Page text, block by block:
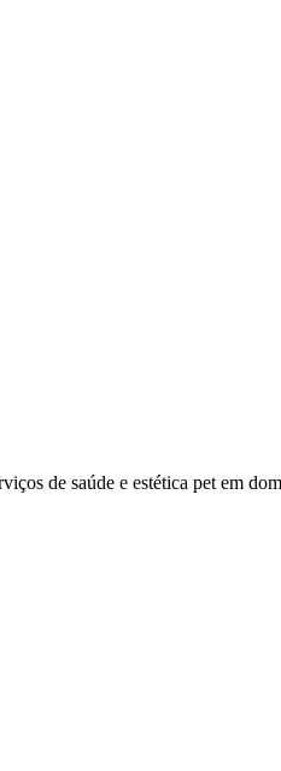
de saúde e estética pet em